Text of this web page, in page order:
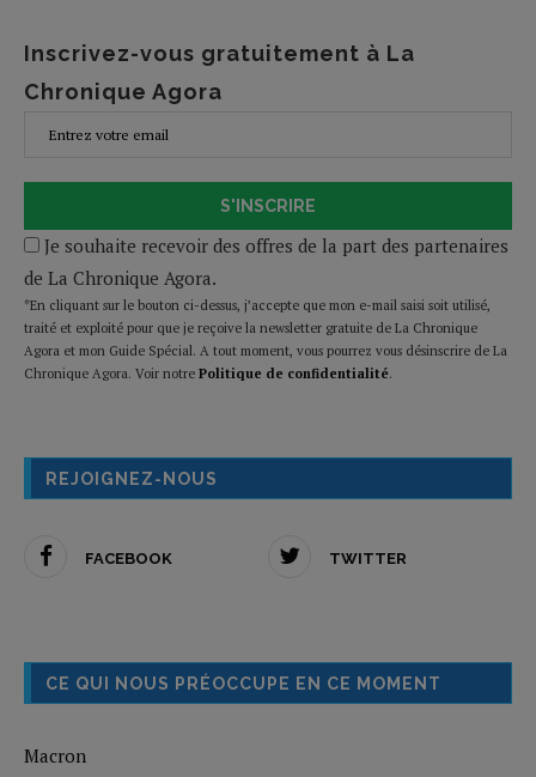
Inscrivez-vous gratuitement à La
Chronique Agora
S'INSCRIRE
Je souhaite recevoir des offres de la part des partenaires
de La Chronique Agora.
*En cliquant sur le bouton ci-dessus, j’accepte que mon e-mail saisi soit utilisé,
traité et exploité pour que je reçoive la newsletter gratuite de La Chronique
Agora et mon Guide Spécial. A tout moment, vous pourrez vous désinscrire de La
Chronique Agora. Voir notre Politique de confidentialité.
REJOIGNEZ-NOUS
FACEBOOK TWITTER
CE QUI NOUS PRÉOCCUPE EN CE MOMENT
Macron